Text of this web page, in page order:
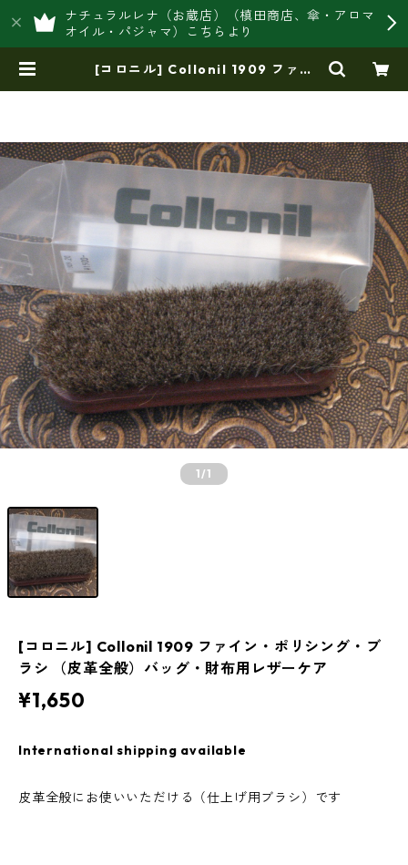
ナチュラルレナ（お蔵店）（槙田商店、傘・アロマ
オイル・パジャマ）こちらより
[コロニル] Collonil 1909 ファイ
ジャパンメイド ショップ
1/1
[コロニル] Collonil 1909 ファイン・ポリシング・ブ
ラシ （皮革全般）バッグ・財布用レザーケア
¥1,650
International shipping available
皮革全般にお使いいただける（仕上げ用ブラシ）です